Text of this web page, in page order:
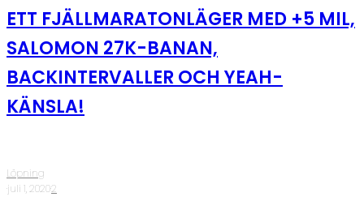
ETT FJÄLLMARATONLÄGER MED +5 MIL,
SALOMON 27K-BANAN,
BACKINTERVALLER OCH YEAH-
KÄNSLA!
Löpning
·juli 1, 2020·2